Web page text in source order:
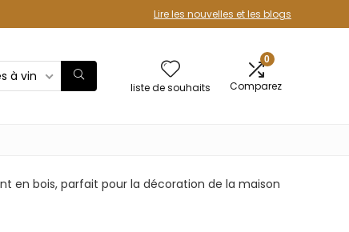
Lire les nouvelles et les blogs
à vin
liste de souhaits
0
Comparez
en bois, parfait pour la décoration de la maison